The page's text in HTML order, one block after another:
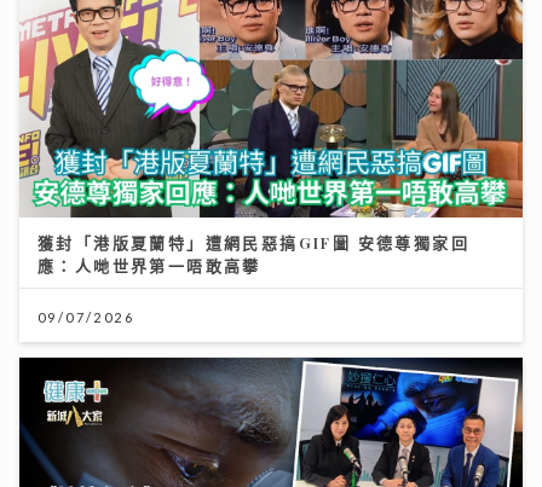
獲封「港版夏蘭特」遭網民惡搞GIF圖 安德尊獨家回
應：人哋世界第一唔敢高攀
09/07/2026